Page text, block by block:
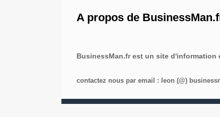
A propos de
BusinessMan.fr est un site
contactez nous par email : leon (@)